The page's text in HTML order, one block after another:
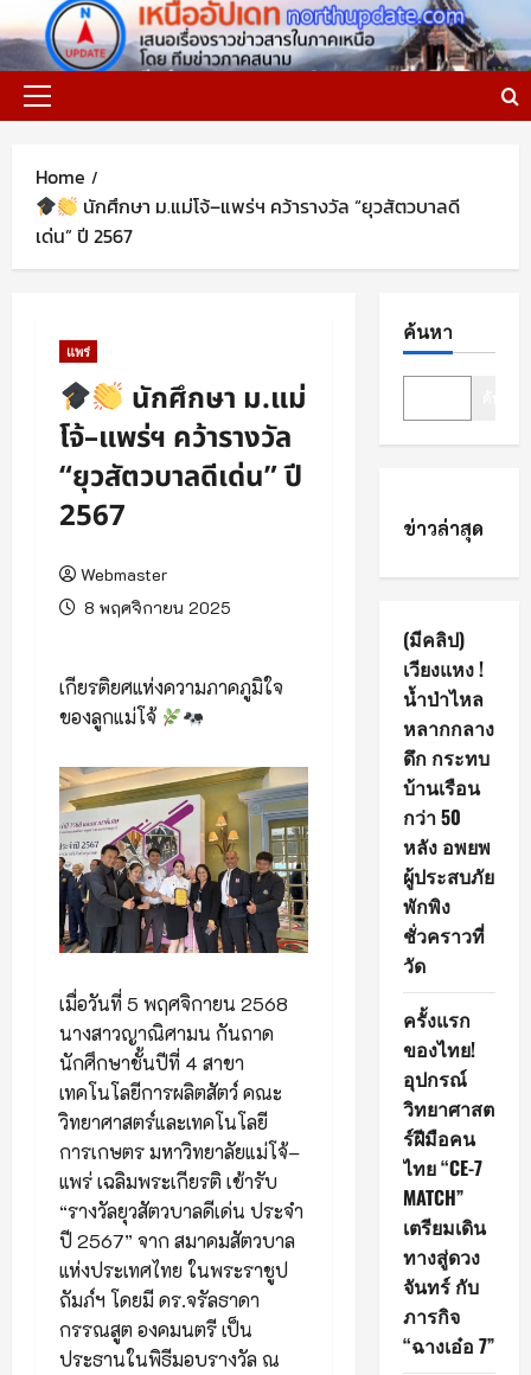
to
content
Primary
Home
นักศึกษา ม.แม่โจ้–แพร่ฯ คว้ารางวัล “ยุวสัตวบาลดี
เด่น” ปี 2567
แพร่
นักศึกษา ม.แม่
โจ้–แพร่ฯ คว้ารางวัล
“ยุวสัตวบาลดีเด่น” ปี
2567
Webmaster
8 พฤศจิกายน 2025
เกียรติยศแห่งความภาคภูมิใจ
ของลูกแม่โจ้
เมื่อวันที่ 5 พฤศจิกายน 2568
นางสาวญาณิศามน กันถาด
นักศึกษาชั้นปีที่ 4 สาขา
เทคโนโลยีการผลิตสัตว์ คณะ
วิทยาศาสตร์และเทคโนโลยี
การเกษตร มหาวิทยาลัยแม่โจ้–
แพร่ เฉลิมพระเกียรติ เข้ารับ
“รางวัลยุวสัตวบาลดีเด่น ประจำ
ปี 2567” จาก สมาคมสัตวบาล
แห่งประเทศไทย ในพระราชูป
ถัมภ์ฯ โดยมี ดร.จรัลธาดา
กรรณสูต องคมนตรี เป็น
ประธานในพิธีมอบรางวัล ณ
ค้นหา
ข่าวล่าสุด
(มีคลิป)
เวียงแหง !
น้ำป่าไหล
หลากกลาง
ดึก กระทบ
บ้านเรือน
กว่า 50
หลัง อพยพ
ผู้ประสบภัย
พักพิง
ชั่วคราวที่
วัด
ครั้งแรก
ของไทย!
อุปกรณ์
วิทยาศาสต
ร์ฝีมือคน
ไทย “CE-7
MATCH”
เตรียมเดิน
ทางสู่ดวง
จันทร์ กับ
ภารกิจ
“ฉางเอ๋อ 7”